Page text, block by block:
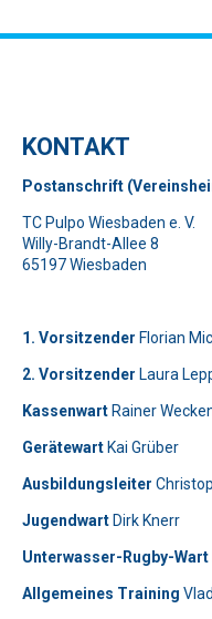
KONTAKT
Postanschrift
TC Pulpo Wiesbaden e. V.
Willy-Brandt-Allee 8
65197 Wiesbaden
1. Vorsitzender Florian
2. Vorsitzender Laura
Bitte lasse dieses Feld leer.
KassenwartRainer
GerätewartKai Grüber
Telefon: 0179-5300111
Ausbildungsleiter
JugendwartDirk Knerr
Unterwasser-Rugby-Wart
Allgemeines Training